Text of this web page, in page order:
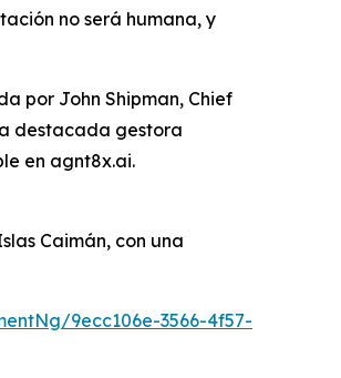
no será humana, y
por John Shipman, Chief
destacada gestora
en agnt8x.ai.
Caimán, con una
9ecc106e-3566-4f57-